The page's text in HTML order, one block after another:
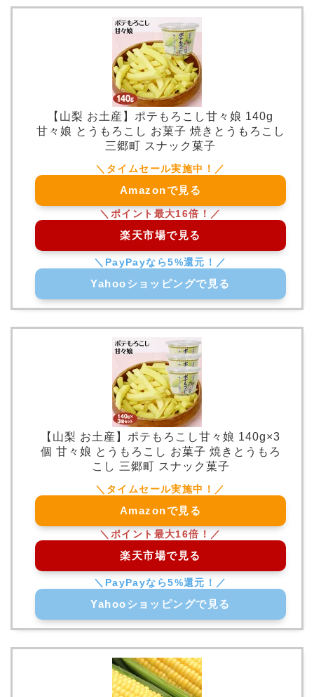
【山梨 お土産】ポテもろこし甘々娘 140g
甘々娘 とうもろこし お菓子 焼きとうもろこし
三郷町 スナック菓子
Amazonで見る
楽天市場で見る
Yahooショッピングで見る
【山梨 お土産】ポテもろこし甘々娘 140g×3
個 甘々娘 とうもろこし お菓子 焼きとうもろ
こし 三郷町 スナック菓子
Amazonで見る
楽天市場で見る
Yahooショッピングで見る